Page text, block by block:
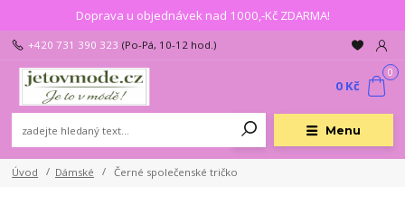
Doprava u objednávek nad 1000,-Kč ZDARMA!
Menu
+420 731 390 323 (Po-Pá, 10-12 hod.)
0
0 Kč
Úvod Dámské Černé společenské tričko